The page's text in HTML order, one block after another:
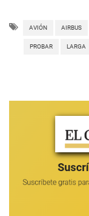
AVIÓN AIRBUS
PROBAR LARGA